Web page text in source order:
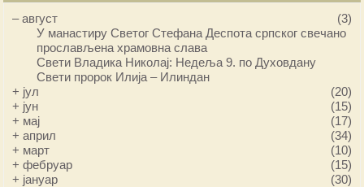
–август
(3)
У манастиру Светог Стефана Деспота српског свечано
прослављена храмовна слава
Свети Владика Николај: Недеља 9. по Духовдану
Свети пророк Илија – Илиндан
+ јул
(20)
+ јун
(15)
+ мај
(17)
+април
(34)
+ март
(10)
+фебруар
(15)
+ јануар (30)